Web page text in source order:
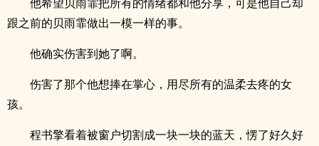
跟之前的贝雨霏做出一模一样的事。
他确实伤害到她了啊。
伤害了那个他想捧在掌心，用尽所有的温柔去疼的女
孩。
程书擎看着被窗户切割成一块一块的蓝天，愣了好久好